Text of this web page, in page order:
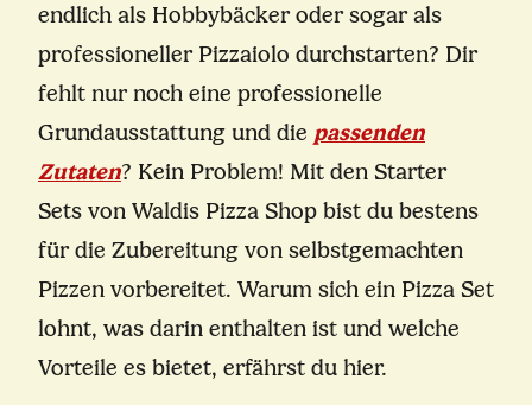
endlich als Hobbybäcker oder sogar als
professioneller Pizzaiolo durchstarten? Dir
fehlt nur noch eine professionelle
Grundausstattung und die passenden
Zutaten? Kein Problem! Mit den Starter
Sets von Waldis Pizza Shop bist du bestens
für die Zubereitung von selbstgemachten
Pizzen vorbereitet. Warum sich ein Pizza Set
lohnt, was darin enthalten ist und welche
Vorteile es bietet, erfährst du hier.